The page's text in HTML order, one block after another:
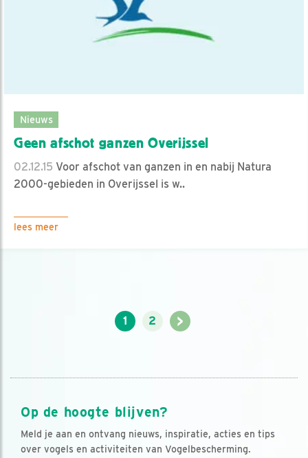
Nieuws
Geen afschot ganzen Overijssel
02.12.15 Voor afschot van ganzen in en nabij Natura
2000-gebieden in Overijssel is w..
lees meer
1 2 >
Op de hoogte blijven?
Meld je aan en ontvang nieuws, inspiratie, acties en tips
over vogels en activiteiten van Vogelbescherming.